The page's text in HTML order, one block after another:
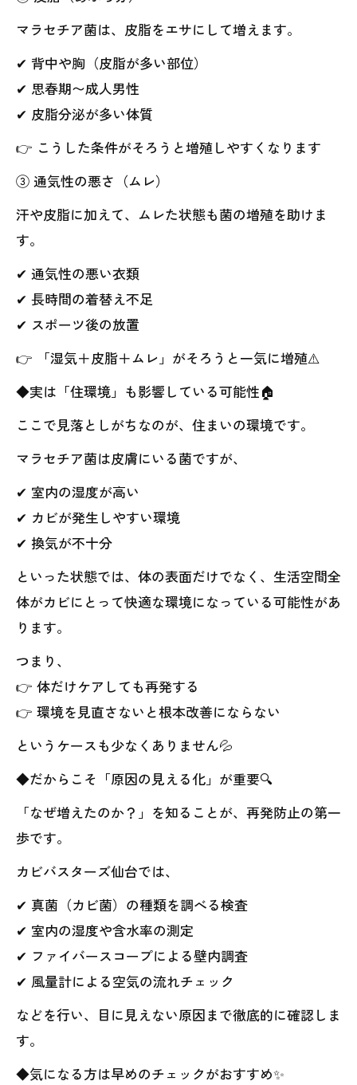
マラセチア菌は、皮脂をエサにして増えます。
✔ 背中や胸（皮脂が多い部位）
✔ 思春期〜成人男性
✔ 皮脂分泌が多い体質
👉 こうした条件がそろうと増殖しやすくなります
③ 通気性の悪さ（ムレ）
汗や皮脂に加えて、ムレた状態も菌の増殖を助けま
す。
✔ 通気性の悪い衣類
✔ 長時間の着替え不足
✔ スポーツ後の放置
👉 「湿気＋皮脂＋ムレ」がそろうと一気に増殖⚠️
◆実は「住環境」も影響している可能性🏠
ここで見落としがちなのが、住まいの環境です。
マラセチア菌は皮膚にいる菌ですが、
✔ 室内の湿度が高い
✔ カビが発生しやすい環境
✔ 換気が不十分
といった状態では、体の表面だけでなく、生活空間全
体がカビにとって快適な環境になっている可能性があ
ります。
つまり、
👉 体だけケアしても再発する
👉 環境を見直さないと根本改善にならない
というケースも少なくありません💦
◆だからこそ「原因の見える化」が重要🔍
「なぜ増えたのか？」を知ることが、再発防止の第一
歩です。
カビバスターズ仙台では、
✔ 真菌（カビ菌）の種類を調べる検査
✔ 室内の湿度や含水率の測定
✔ ファイバースコープによる壁内調査
✔ 風量計による空気の流れチェック
などを行い、目に見えない原因まで徹底的に確認しま
す。
◆気になる方は早めのチェックがおすすめ✨